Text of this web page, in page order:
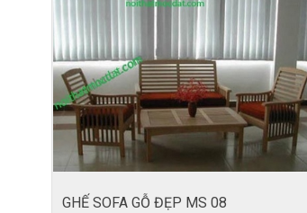
GHẾ SOFA GỖ ĐẸP MS 08